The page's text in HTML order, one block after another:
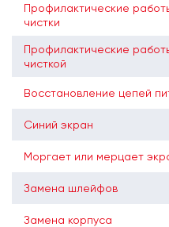
Профилактические
чистки
Профилактические
чисткой
Восстановление цепей
Синий экран
Моргает или мерцает
Замена шлейфов
Замена корпуса